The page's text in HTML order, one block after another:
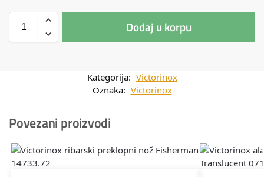
Dodaj u korpu
Kategorija: Victorinox
Oznaka: Victorinox
Povezani proizvodi